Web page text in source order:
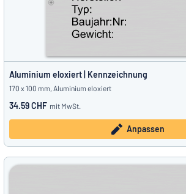
Aluminium eloxiert | Kennzeichnung
170 x 100 mm, Aluminium eloxiert
34.59 CHF mit MwSt.
Anpassen